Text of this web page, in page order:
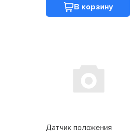
В корзину
Датчик положения